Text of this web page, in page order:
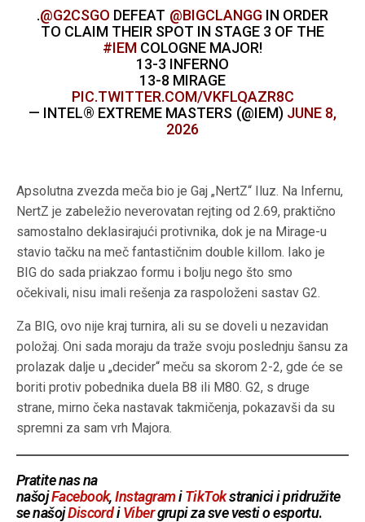
.@G2CSGO DEFEAT @BIGCLANGGIN ORDER
TO CLAIM THEIR SPOT IN STAGE 3 OF THE
#IEMCOLOGNE MAJOR!
13-3 INFERNO
13-8 MIRAGE
PIC.TWITTER.COM/VKFLQAZR8C
— INTEL® EXTREME MASTERS (@IEM) JUNE 8,
2026
Apsolutna zvezda meča bio je Gaj „NertZ“ Iluz. Na Infernu,
NertZ je zabeležio neverovatan rejting od 2.69, praktično
samostalno deklasirajući protivnika, dok je na Mirage-u
stavio tačku na meč fantastičnim double killom. Iako je
BIG do sada priakzao formu i bolju nego što smo
očekivali, nisu imali rešenja za raspoloženi sastav G2.
Za BIG, ovo nije kraj turnira, ali su se doveli u nezavidan
položaj. Oni sada moraju da traže svoju poslednju šansu za
prolazak dalje u „decider“ meču sa skorom 2-2, gde će se
boriti protiv pobednika duela B8 ili M80. G2, s druge
strane, mirno čeka nastavak takmičenja, pokazavši da su
spremni za sam vrh Majora.
Pratite nas na
našojFacebook,InstagramiTikTokstranici i pridružite
se našojDiscordiVibergrupi za sve vesti o esportu.